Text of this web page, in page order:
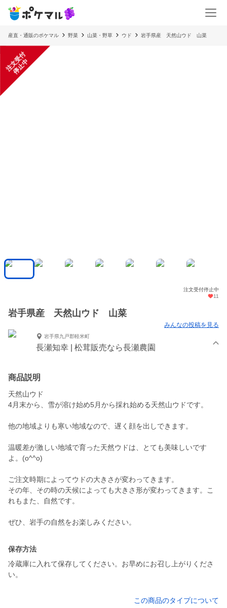
産直・通販のポケマル 野菜 山菜・野草 ウド 岩手県産 天然山ウド 山菜
注
文
受
付
停
止
中
注文受付停止中
11
岩手県産 天然山ウド 山菜
みんなの投稿を見る
岩手県九戸郡軽米町
長瀬知幸 | 松茸販売なら長瀬農園
商品説明
天然山ウド
4月末から、雪が溶け始め5月から採れ始める天然山ウドです。
他の地域よりも寒い地域なので、遅く顔を出しできます。
温暖差が激しい地域で育った天然ウドは、とても美味しいです
よ。(o^^o)
ご注文時期によってウドの大きさが変わってきます。
その年、その時の天候によっても大きさ形が変わってきます。こ
れもまた、自然です。
ぜひ、岩手の自然をお楽しみください。
保存方法
冷蔵庫に入れて保存してください。お早めにお召し上がりくださ
い。
この商品のタイプについて